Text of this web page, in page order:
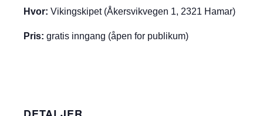
Hvor: Vikingskipet (Åkersvikvegen 1, 2321 Hamar)
Pris: gratis inngang (åpen for publikum)